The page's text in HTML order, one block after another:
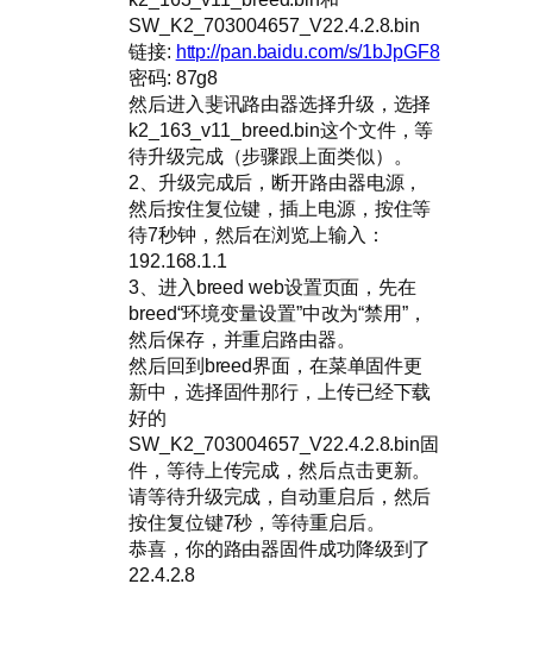
SW_K2_703004657_V22.4.2.8.bin
链接: http://pan.baidu.com/s/1bJpGF8
密码: 87g8
然后进入斐讯路由器选择升级，选择
k2_163_v11_breed.bin这个文件，等
待升级完成（步骤跟上面类似）。
2、升级完成后，断开路由器电源，
然后按住复位键，插上电源，按住等
待7秒钟，然后在浏览上输入：
192.168.1.1
3、进入breed web设置页面，先在
breed“环境变量设置”中改为“禁用”，
然后保存，并重启路由器。
然后回到breed界面，在菜单固件更
新中，选择固件那行，上传已经下载
好的
SW_K2_703004657_V22.4.2.8.bin固
件，等待上传完成，然后点击更新。
请等待升级完成，自动重启后，然后
按住复位键7秒，等待重启后。
恭喜，你的路由器固件成功降级到了
22.4.2.8